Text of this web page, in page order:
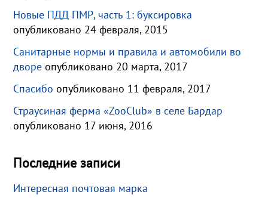
Новые ПДД ПМР, часть 1: буксировка
опубликовано 24 февраля, 2015
Санитарные нормы и правила и автомобили во
дворе опубликовано 20 марта, 2017
Спасибо опубликовано 11 февраля, 2017
Страусиная ферма «ZooClub» в селе Бардар
опубликовано 17 июня, 2016
Последние записи
Интересная почтовая марка